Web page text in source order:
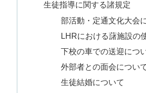
生徒指導に関する諸規定
部活動・定通文化大会
LHRにおける藷施設の
下校の車での送迎につ
外部者との面会につい
生徒結婚について